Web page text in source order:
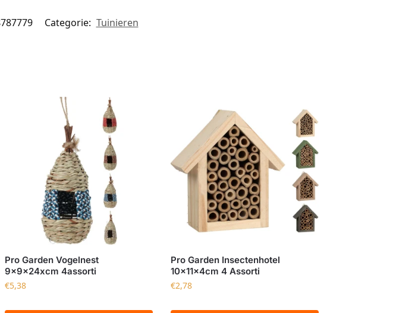
Categorie: Tuinieren
Pro Garden Vogelnest
9x9x24xcm 4assorti
€5,38
Pro Garden Insectenhotel
10x11x4cm 4 Assorti
€2,78